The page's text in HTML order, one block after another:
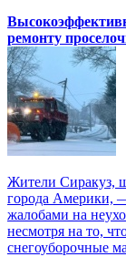
ремонту
Жители Сиракуз,
города Америки,
жалобами на
несмотря на то,
снегоуборочные